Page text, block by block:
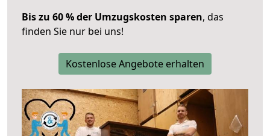
Bis zu 60 % der Umzugskosten sparen, das
finden Sie nur bei uns!
Kostenlose Angebote erhalten